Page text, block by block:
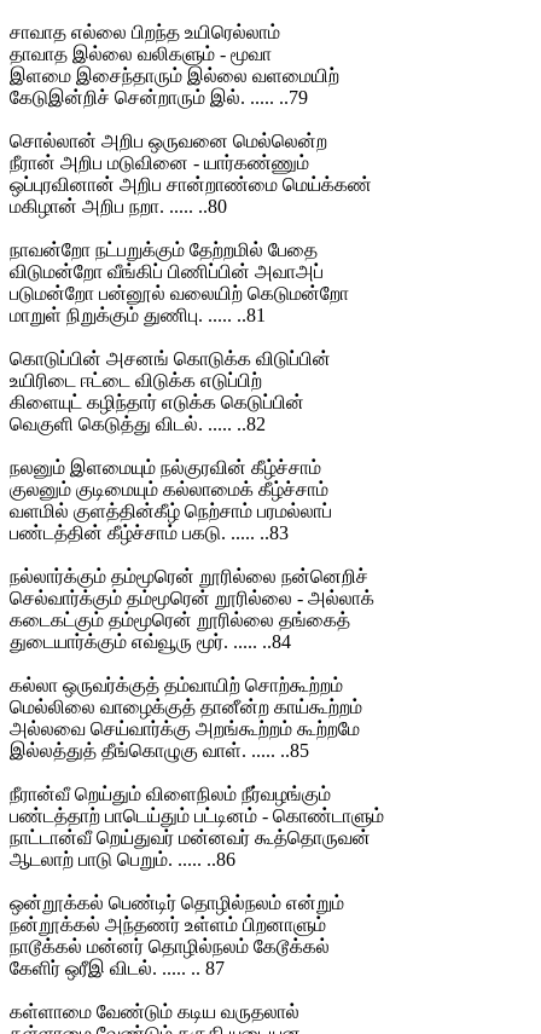
சாவாத எல்லை பிறந்த உயிரெல்லாம்
தாவாத இல்லை வலிகளும் - மூவா
இளமை இசைந்தாரும் இல்லை வளமையிற்
கேடுஇன்றிச் சென்றாரும் இல். ..... ..79
சொல்லான் அறிப ஒருவனை மெல்லென்ற
நீரான் அறிப மடுவினை - யார்கண்ணும்
ஒப்புரவினான் அறிப சான்றாண்மை மெய்க்கண்
மகிழான் அறிப நறா. ..... ..80
நாவன்றோ நட்பறுக்கும் தேற்றமில் பேதை
விடுமன்றோ வீங்கிப் பிணிப்பின் அவாஅப்
படுமன்றோ பன்னூல் வலையிற் கெடுமன்றோ
மாறுள் நிறுக்கும் துணிபு. ..... ..81
கொடுப்பின் அசனங் கொடுக்க விடுப்பின்
உயிரிடை ஈட்டை விடுக்க எடுப்பிற்
கிளையுட் கழிந்தார் எடுக்க கெடுப்பின்
வெகுளி கெடுத்து விடல். ..... ..82
நலனும் இளமையும் நல்குரவின் கீழ்ச்சாம்
குலனும் குடிமையும் கல்லாமைக் கீழ்ச்சாம்
வளமில் குளத்தின்கீழ் நெற்சாம் பரமல்லாப்
பண்டத்தின் கீழ்ச்சாம் பகடு. ..... ..83
நல்லார்க்கும் தம்மூரென் றூரில்லை நன்னெறிச்
செல்வார்க்கும் தம்மூரென் றூரில்லை - அல்லாக்
கடைகட்கும் தம்மூரென் றூரில்லை தங்கைத்
துடையார்க்கும் எவ்வூரு மூர். ..... ..84
கல்லா ஒருவர்க்குத் தம்வாயிற் சொற்கூற்றம்
மெல்லிலை வாழைக்குத் தானீன்ற காய்கூற்றம்
அல்லவை செய்வார்க்கு அறங்கூற்றம் கூற்றமே
இல்லத்துத் தீங்கொழுகு வாள். ..... ..85
நீரான்வீ றெய்தும் விளைநிலம் நீர்வழங்கும்
பண்டத்தாற் பாடெய்தும் பட்டினம் - கொண்டாளும்
நாட்டான்வீ றெய்துவர் மன்னவர் கூத்தொருவன்
ஆடலாற் பாடு பெறும். ..... ..86
ஒன்றூக்கல் பெண்டிர் தொழில்நலம் என்றும்
நன்றூக்கல் அந்தணர் உள்ளம் பிறனாளும்
நாடூக்கல் மன்னர் தொழில்நலம் கேடூக்கல்
கேளிர் ஒரீஇ விடல். ..... .. 87
கள்ளாமை வேண்டும் கடிய வருதலால்